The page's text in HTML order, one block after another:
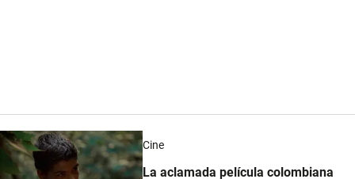
Cine
La aclamada película colombiana